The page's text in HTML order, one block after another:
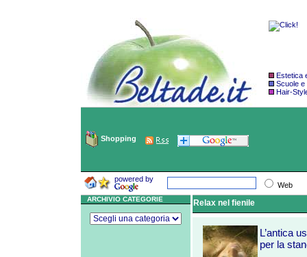
Estetica
Scuole e
Hair-
Shopping
powered by
Web
ARCHIVIO CATEGORIE Relax nel fienile
L’antica
per la